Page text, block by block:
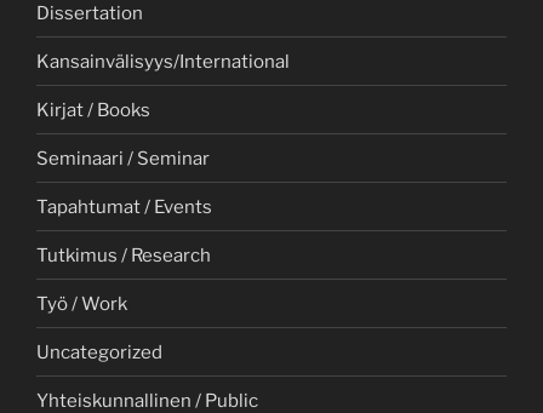
Dissertation
Kansainvälisyys/International
Kirjat / Books
Seminaari / Seminar
Tapahtumat / Events
Tutkimus / Research
Työ / Work
Uncategorized
Yhteiskunnallinen / Public